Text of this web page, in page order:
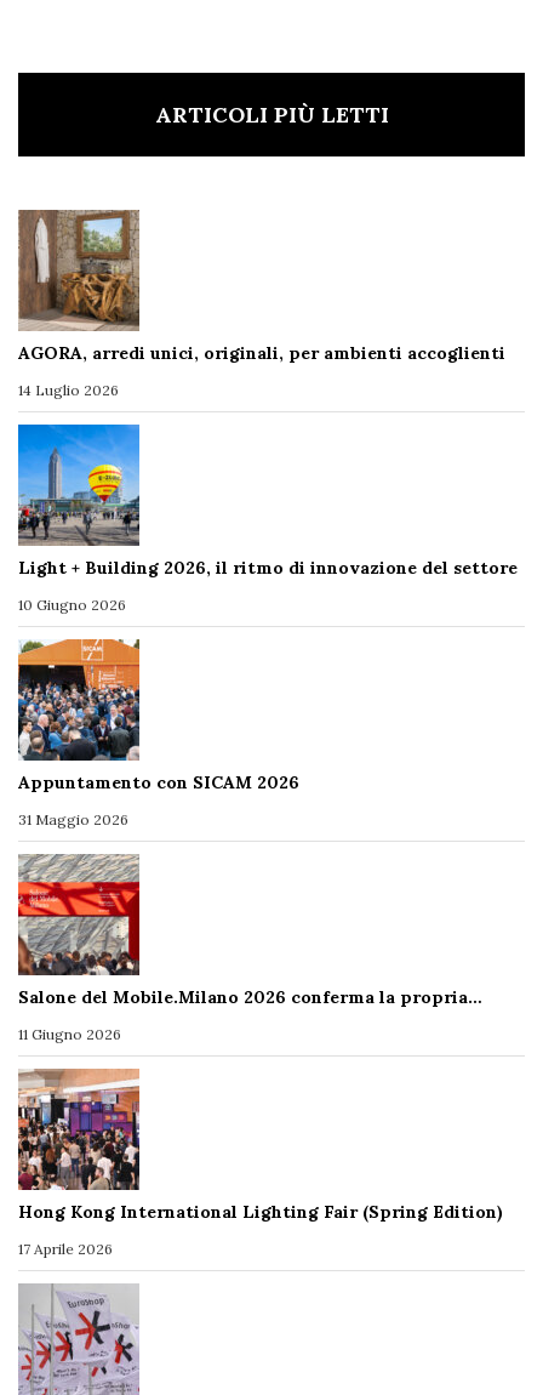
ARTICOLI PIÙ LETTI
AGORA, arredi unici, originali, per ambienti accoglienti
14 Luglio 2026
Light + Building 2026, il ritmo di innovazione del settore
10 Giugno 2026
Appuntamento con SICAM 2026
31 Maggio 2026
Salone del Mobile.Milano 2026 conferma la propria…
11 Giugno 2026
Hong Kong International Lighting Fair (Spring Edition)
17 Aprile 2026